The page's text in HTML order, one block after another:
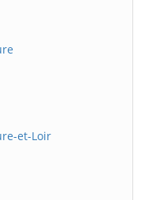
et-Loir